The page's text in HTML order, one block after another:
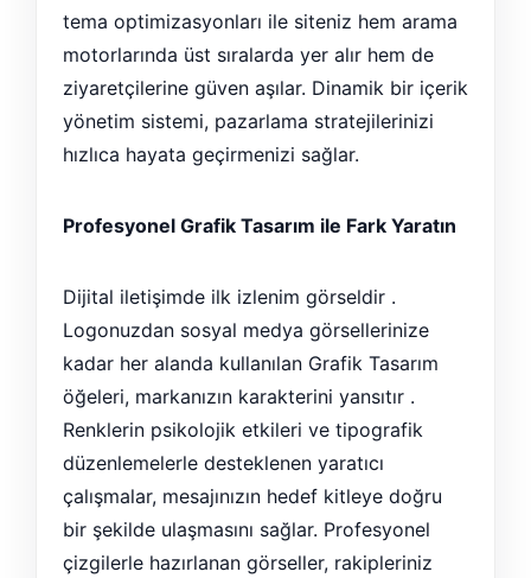
tema optimizasyonları ile siteniz hem arama
motorlarında üst sıralarda yer alır hem de
ziyaretçilerine güven aşılar. Dinamik bir içerik
yönetim sistemi, pazarlama stratejilerinizi
hızlıca hayata geçirmenizi sağlar.
Profesyonel Grafik Tasarım ile Fark Yaratın
Dijital iletişimde ilk izlenim görseldir .
Logonuzdan sosyal medya görsellerinize
kadar her alanda kullanılan Grafik Tasarım
öğeleri, markanızın karakterini yansıtır .
Renklerin psikolojik etkileri ve tipografik
düzenlemelerle desteklenen yaratıcı
çalışmalar, mesajınızın hedef kitleye doğru
bir şekilde ulaşmasını sağlar. Profesyonel
çizgilerle hazırlanan görseller, rakipleriniz